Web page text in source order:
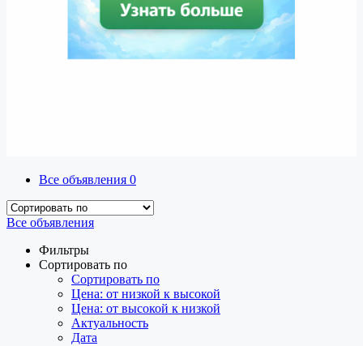
Все объявления 0
Все объявления
Фильтры
Сортировать по
Сортировать по
Цена: от низкой к высокой
Цена: от высокой к низкой
Актуальность
Дата